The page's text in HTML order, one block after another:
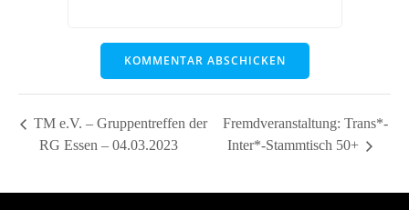
TM e.V. – Gruppentreffen der
RG Essen – 04.03.2023
Fremdveranstaltung: Trans*-
Inter*-Stammtisch 50+